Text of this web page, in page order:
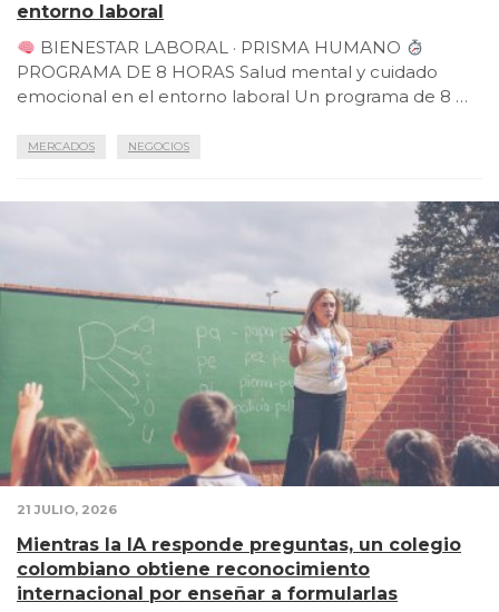
entorno laboral
BIENESTAR LABORAL · PRISMA HUMANO
PROGRAMA DE 8 HORAS Salud mental y cuidado
emocional en el entorno laboral Un programa de 8 …
MERCADOS NEGOCIOS
21 JULIO, 2026
Mientras la IA responde preguntas, un colegio
colombiano obtiene reconocimiento
internacional por enseñar a formularlas